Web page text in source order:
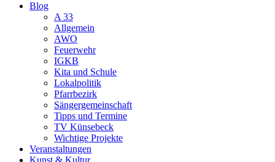
Blog
A 33
Allgemein
AWO
Feuerwehr
IGKB
Kita und Schule
Lokalpolitik
Pfarrbezirk
Sängergemeinschaft
Tipps und Termine
TV Künsebeck
Wichtige Projekte
Veranstaltungen
Kunst & Kultur